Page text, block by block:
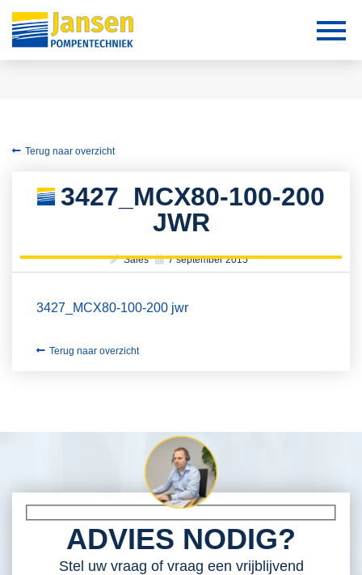
Terug naar overzicht
3427_MCX80-100-200
JWR
Sales 7 september 2015
3427_MCX80-100-200 jwr
Terug naar overzicht
ADVIES NODIG?
Stel uw vraag of vraag een vrijblijvend